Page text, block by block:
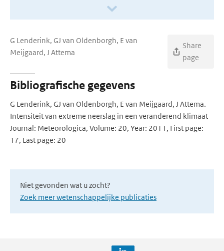
G Lenderink, GJ van Oldenborgh, E van
Meijgaard, J Attema
Share
page
Bibliografische gegevens
G Lenderink, GJ van Oldenborgh, E van Meijgaard, J Attema.
Intensiteit van extreme neerslag in een veranderend klimaat
Journal: Meteorologica, Volume: 20, Year: 2011, First page:
17, Last page: 20
Niet gevonden wat u zocht?
Zoek meer wetenschappelijke publicaties